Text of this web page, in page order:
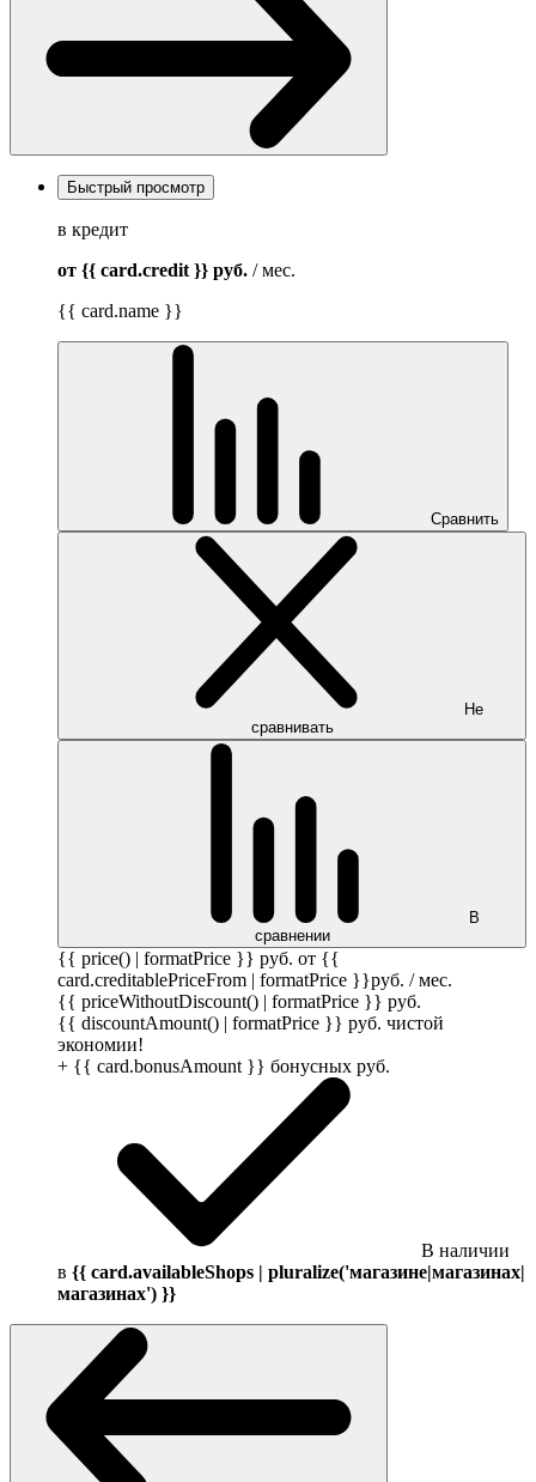
Быстрый просмотр
в кредит
от {{ card.credit }} руб. / мес.
{{ card.name }}
Сравнить
Не
сравнивать
В
сравнении
{{ price() | formatPrice }} руб. от {{
card.creditablePriceFrom | formatPrice }}руб. / мес.
{{ priceWithoutDiscount() | formatPrice }} руб.
{{ discountAmount() | formatPrice }} руб. чистой
экономии!
+ {{ card.bonusAmount }} бонусных руб.
В наличии
в {{ card.availableShops | pluralize('магазине|магазинах|
магазинах') }}